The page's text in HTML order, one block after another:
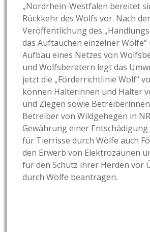
„Nordrhein-Westfalen bereitet
Rückkehr des Wolfs vor. Nach der
Veröffentlichung des
das Auftauchen einzelner Wölfe“
Aufbau eines Netzes von
und Wolfsberatern legt das
jetzt die „Förderrichtlinie Wolf“
können Halterinnen und Halter
und Ziegen sowie
Betreiber von Wildgehegen in
Gewährung einer
für Tierrisse durch Wölfe auch
den Erwerb von Elektrozäunen
für den Schutz ihrer Herden vor
durch Wölfe beantragen.